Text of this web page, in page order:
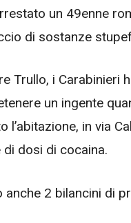
un 49enne
di sostanze
Trullo, i Carabinieri
un ingente
in via
dosi di cocaina.
2 bilancini di